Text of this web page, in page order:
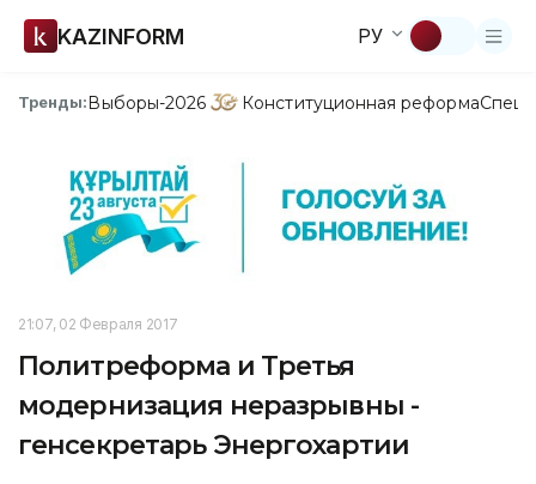
KAZINFORM РУ
Тренды:Выборы-2026 Конституционная реформа
21:07, 02 Февраля 2017
Политреформа и Третья
модернизация неразрывны -
генсекретарь Энергохартии